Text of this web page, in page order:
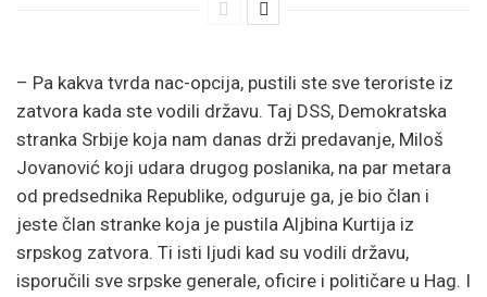
– Pa kakva tvrda nac-opcija, pustili ste sve teroriste iz
zatvora kada ste vodili državu. Taj DSS, Demokratska
stranka Srbije koja nam danas drži predavanje, Miloš
Jovanović koji udara drugog poslanika, na par metara
od predsednika Republike, odguruje ga, je bio član i
jeste član stranke koja je pustila Aljbina Kurtija iz
srpskog zatvora. Ti isti ljudi kad su vodili državu,
isporučili sve srpske generale, oficire i političare u Hag. I